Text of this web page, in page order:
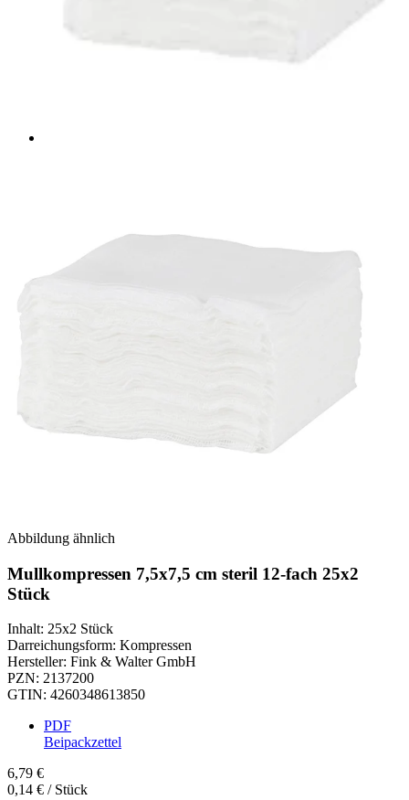
Abbildung ähnlich
Mullkompressen 7,5x7,5 cm steril 12-fach 25x2
Stück
Inhalt: 25x2 Stück
Darreichungsform: Kompressen
Hersteller: Fink & Walter GmbH
PZN: 2137200
GTIN: 4260348613850
PDF
Beipackzettel
6,79 €
0,14 € / Stück